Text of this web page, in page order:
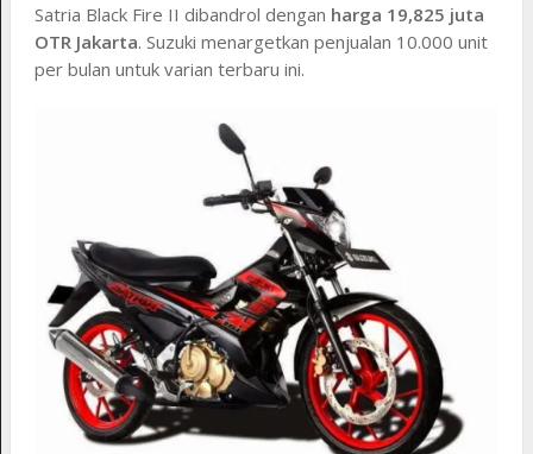
Satria Black Fire II dibandrol dengan harga 19,825 juta
OTR Jakarta. Suzuki menargetkan penjualan 10.000 unit
per bulan untuk varian terbaru ini.